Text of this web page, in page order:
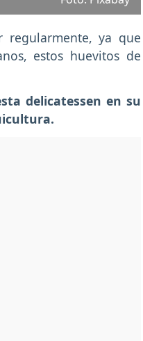
regularmente, ya que
estos huevitos de
delicatessen en su